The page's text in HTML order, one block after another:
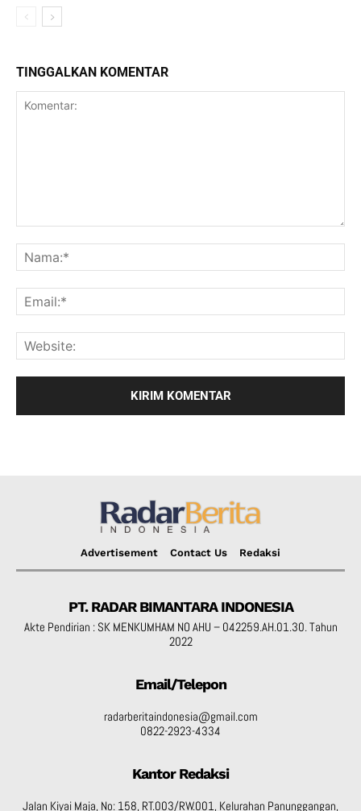
TINGGALKAN KOMENTAR
Advertisement Contact Us Redaksi
PT. RADAR BIMANTARA INDONESIA
Akte Pendirian : SK MENKUMHAM NO AHU – 042259.AH.01.30. Tahun
2022
Email/Telepon
radarberitaindonesia@gmail.com
0822-2923-4334
Kantor Redaksi
Jalan Kiyai Maja, No: 158, RT.003/RW.001, Kelurahan Panunggangan,